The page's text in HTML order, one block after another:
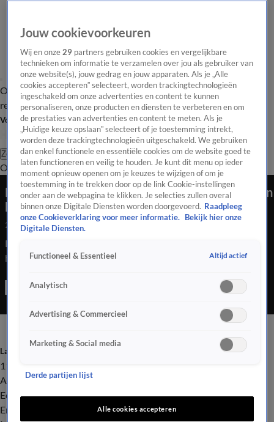
Overzicht Laatste nieuws Regionieuws Het beste van Hart
Tip de
redactie
Volg Hart van Nederland
Zoeken
OverzichtRegioUitzendingenWeerTip de redactiePanelVideo's
Denk aan je rikketik: sportwedstrijden vergroten
kans op hartaanvallen
24 mei 2022, 22:52
Denk aan je rikketik: sportwedstrijden vergroten kans op
hartaanvallen
Laatste nieuws
112
Advies & Tips
Economie
Entertainment
Jouw cookievoorkeuren
Wij en onze29 partners gebruiken cookies en vergelijkbare
technieken om informatie te verzamelen over jou als gebruiker van
onze website(s), jouw gedrag en jouw apparaten. Als je „Alle
cookies accepteren” selecteert, worden trackingtechnologieën
ingeschakeld om onze advertenties en content te kunnen
personaliseren, onze producten en diensten te verbeteren en om
de prestaties van advertenties en content te meten. Als je
„Huidige keuze opslaan” selecteert of je toestemming intrekt,
worden deze trackingtechnologieën uitgeschakeld. We gebruiken
dan enkel functionele en essentiële cookies om de website goed te
laten functioneren en veilig te houden. Je kunt dit menu op ieder
moment opnieuw openen om je keuzes te wijzigen of om je
toestemming in te trekken door op de link Cookie-instellingen
onder aan de webpagina te klikken. Je selecties zullen overal
binnen onze Digitale Diensten worden doorgevoerd. Raadpleeg
onze Cookieverklaring voor meer informatie.
Bekijk hier onze
Digitale Diensten.
Functioneel & Essentieel Altijd actief
Analytisch
Advertising & Commercieel
Marketing & Social media
Derde partijen lijst
Alle cookies accepteren